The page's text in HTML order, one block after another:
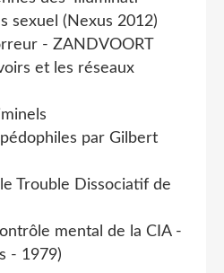
sexuel (Nexus 2012)
- ZANDVOORT
et les réseaux
par Gilbert
Trouble Dissociatif de
mental de la CIA -
- 1979)